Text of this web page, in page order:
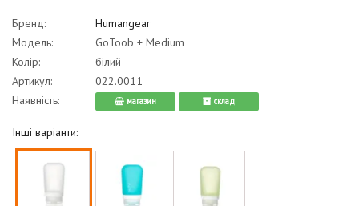
Бренд:
Humangear
Модель:
GoToob + Medium
Колір:
білий
Артикул:
022.0011
Наявність:
магазин cклад
Інші варіанти: